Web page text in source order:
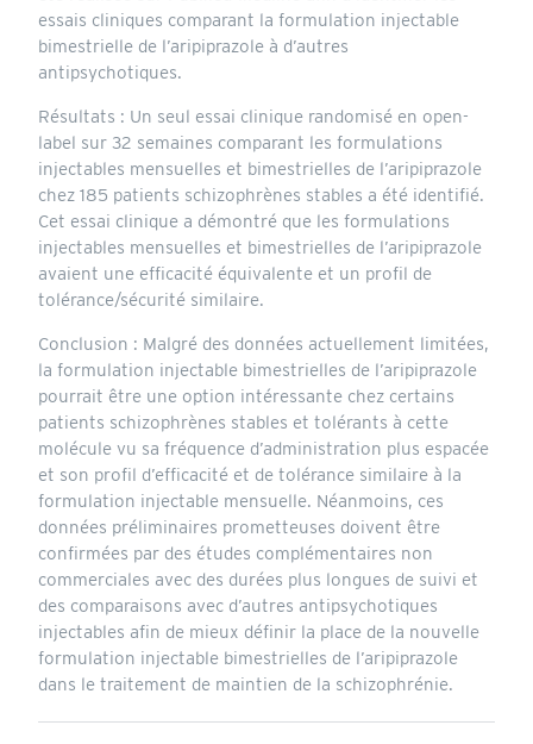
essais cliniques comparant la formulation injectable
bimestrielle de l’aripiprazole à d’autres
antipsychotiques.
Résultats : Un seul essai clinique randomisé en open-
label sur 32 semaines comparant les formulations
injectables mensuelles et bimestrielles de l’aripiprazole
chez 185 patients schizophrènes stables a été identifié.
Cet essai clinique a démontré que les formulations
injectables mensuelles et bimestrielles de l’aripiprazole
avaient une efficacité équivalente et un profil de
tolérance/sécurité similaire.
Conclusion : Malgré des données actuellement limitées,
la formulation injectable bimestrielles de l’aripiprazole
pourrait être une option intéressante chez certains
patients schizophrènes stables et tolérants à cette
molécule vu sa fréquence d’administration plus espacée
et son profil d’efficacité et de tolérance similaire à la
formulation injectable mensuelle. Néanmoins, ces
données préliminaires prometteuses doivent être
confirmées par des études complémentaires non
commerciales avec des durées plus longues de suivi et
des comparaisons avec d’autres antipsychotiques
injectables afin de mieux définir la place de la nouvelle
formulation injectable bimestrielles de l’aripiprazole
dans le traitement de maintien de la schizophrénie.